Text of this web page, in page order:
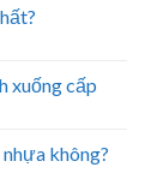
xuống cấp
không?